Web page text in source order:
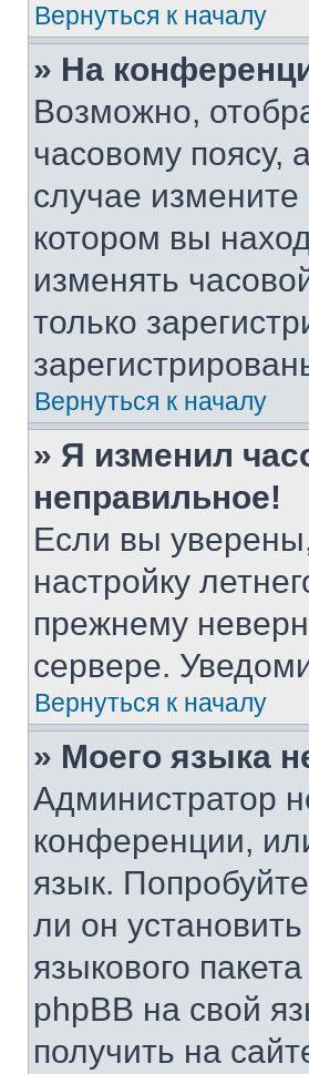
Вернуться к началу
» На
Возможно,
часовому поясу,
случае измените
котором вы
изменять
только
Вернуться к началу
» Я изменил
неправильное!
Если вы
настройку
прежнему
сервере.
Вернуться к началу
» Моего языка
Администратор
конференции,
язык.
ли он
языкового
phpBB на свой
получить на